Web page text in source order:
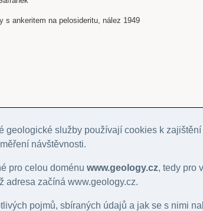
s ankeritem na pelosideritu, nález 1949
geologické služby používají cookies k
návštěvnosti.
pro celou doménu www.geology.cz, tedy pro
adresa začíná www.geology.cz.
pojmů, sbíraných údajů a jak se s nimi